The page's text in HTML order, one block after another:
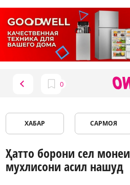
ХАБАР САРМОЯ
Ҳатто борони сел монеи
мухлисони асил нашуд